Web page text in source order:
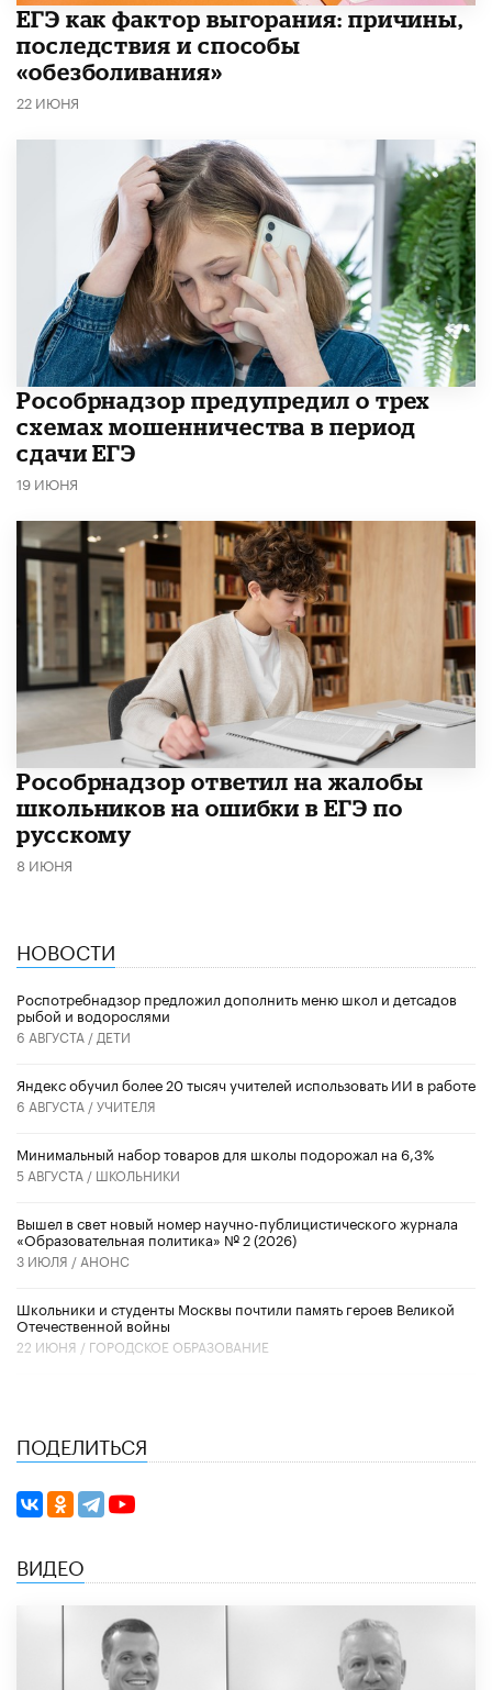
​ЕГЭ как фактор выгорания: причины,
последствия и способы
«обезболивания»
22 ИЮНЯ
Рособрнадзор предупредил о трех
схемах мошенничества в период
сдачи ЕГЭ
19 ИЮНЯ
Рособрнадзор ответил на жалобы
школьников на ошибки в ЕГЭ по
русскому
8 ИЮНЯ
НОВОСТИ
Роспотребнадзор предложил дополнить меню школ и детсадов
рыбой и водорослями
6 АВГУСТА / ДЕТИ
​Яндекс обучил более 20 тысяч учителей использовать ИИ в работе
6 АВГУСТА /УЧИТЕЛЯ
Минимальный набор товаров для школы подорожал на 6,3%
5 АВГУСТА / ШКОЛЬНИКИ
Вышел в свет новый номер научно-публицистического журнала
«Образовательная политика» № 2 (2026)
3 ИЮЛЯ / АНОНС
Школьники и студенты Москвы почтили память героев Великой
Отечественной войны
22 ИЮНЯ / ГОРОДСКОЕ ОБРАЗОВАНИЕ
ПОДЕЛИТЬСЯ
ВИДЕО